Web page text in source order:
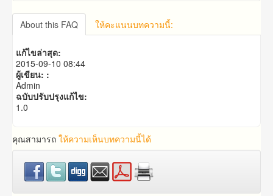
About this FAQ ให้คะแนนบทความนี้:
แก้ไขล่าสุด:
2015-09-10 08:44
ผู้เขียน: :
Admin
ฉบับปรับปรุงแก้ไข:
1.0
คุณสามารถ ให้ความเห็นบทความนี้ได้